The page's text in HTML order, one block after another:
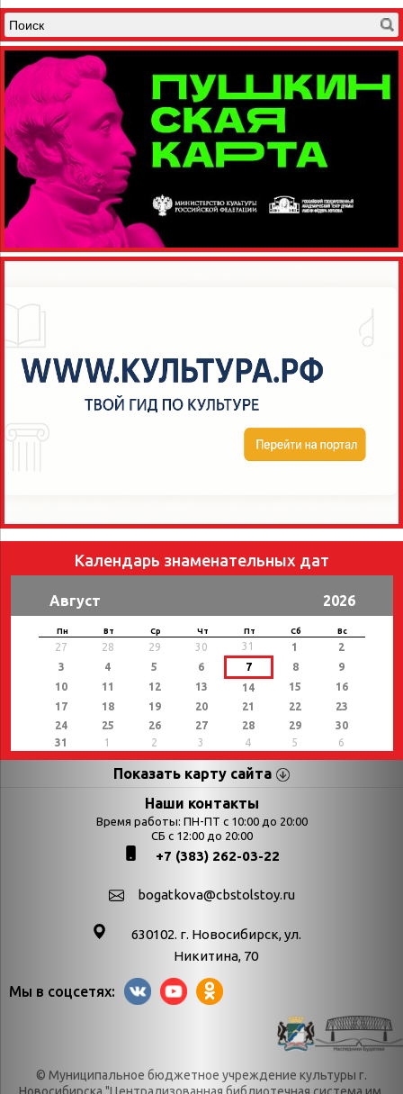
Календарь знаменательных дат
Август 2026
Пн Вт Ср Чт Пт Сб Вс
27 28 29 30 31 1
2
3
4 5 6 7 8
9
10
11 12 13 14 15
16
17
18 19 20 21 22
23
24
25 26 27 28 29
30
31
1 2 3 4 5 6
Показать карту сайта
Страницы Категории
Календарь
Богатков
Новости
Выставки
День в истории
День в истории.
День в истории.
Декабрь
День в истории.
Июль
Наши контакты
Время работы: ПН-ПТ с 10:00 до 20:00
СБ с 12:00 до 20:00
+7 (383) 262-03-22
bogatkova@cbstolstoy.ru
630102. г. Новосибирск, ул.
Никитина, 70
Мы в соцсетях:
© Муниципальное бюджетное учреждение культуры г.
Новосибирска "Централизованная библиотечная система им.